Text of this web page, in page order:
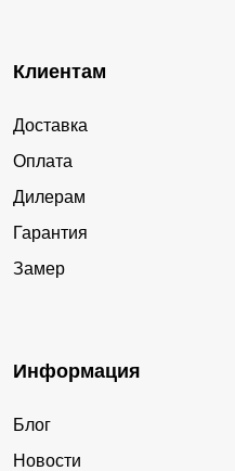
Клиентам
Доставка
Оплата
Дилерам
Гарантия
Замер
Информация
Блог
Новости